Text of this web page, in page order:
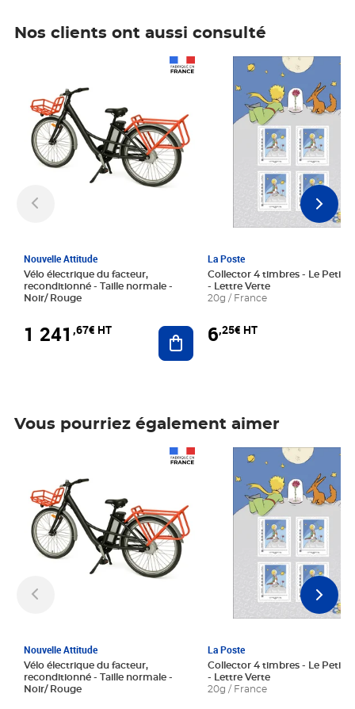
Nos clients ont aussi consulté
Nouvelle Attitude
Vélo électrique du facteur,
reconditionné - Taille normale -
Noir/ Rouge
1 241 ,67€ HT Ajouter au panier
La Poste
Collector 4 timbres - Le Petit
- Lettre Verte
20g / France
6,25€ HT
Prix 6,25€ HT
Vous pourriez également aimer
Nouvelle Attitude
Vélo électrique du facteur,
reconditionné - Taille normale -
Noir/ Rouge
La Poste
Collector 4 timbres - Le Petit
- Lettre Verte
20g / France
Prix 6,25€ HT